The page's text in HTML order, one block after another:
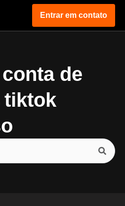
Entrar em contato
de
tiktok